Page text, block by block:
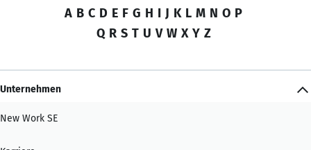
A B C D E F G H I J K L M N O P
Q R S T U V W X Y Z
Unternehmen
New Work SE